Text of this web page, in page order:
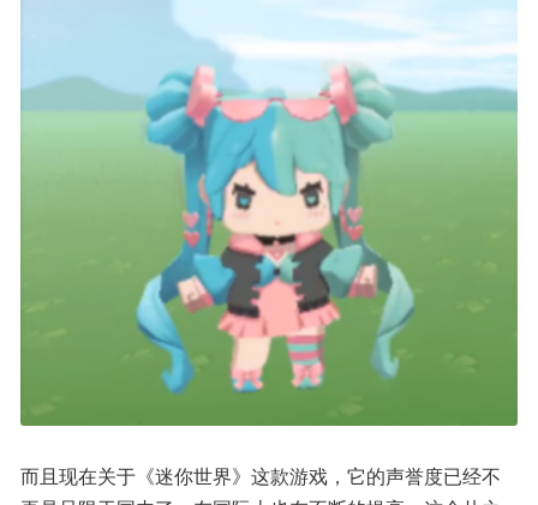
而且现在关于《迷你世界》这款游戏，它的声誉度已经不